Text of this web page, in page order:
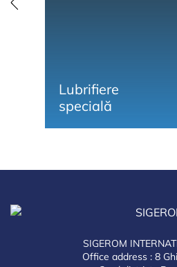
Lubrifiere
specială
SIGEROM
Office address : 8